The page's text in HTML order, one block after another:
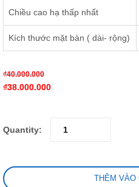
Chiều cao hạ thấp nhất
Kích thước mặt bàn ( dài- rộng)
₫40.000.000
₫38.000.000
Quantity:
THÊM VÀO